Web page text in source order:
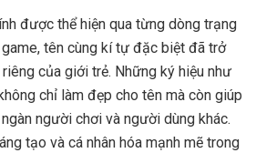
được thể hiện qua từng dòng trạng
tên cùng kí tự đặc biệt đã trở
của giới trẻ. Những ký hiệu như
chỉ làm đẹp cho tên mà còn giúp
người chơi và người dùng khác.
tạo và cá nhân hóa mạnh mẽ trong